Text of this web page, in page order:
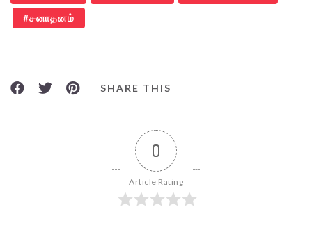
சனாதனம்
SHARE THIS
0
Article Rating